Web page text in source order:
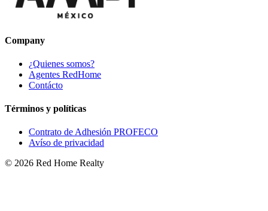
Company
¿Quienes somos?
Agentes RedHome
Contácto
Términos y políticas
Contrato de Adhesión PROFECO
Avíso de privacidad
© 2026 Red Home Realty